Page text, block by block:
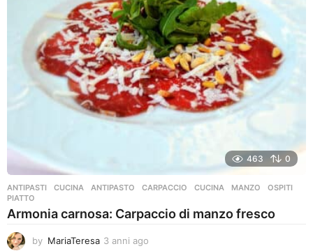
g
o
463 0
ANTIPASTI ,CUCINA ANTIPASTO ,CARPACCIO ,CUCINA ,MANZO ,OSPITI
PIATTO
Armonia carnosa: Carpaccio di manzo fresco
by MariaTeresa 3 anni ago